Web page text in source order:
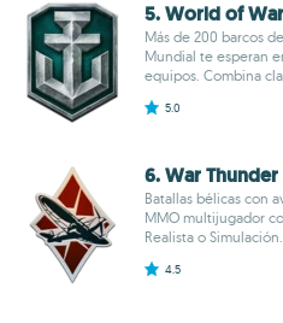
5. World of
Más de 200 barcos
Mundial te esperan
equipos. Combina
5.0
6. War Thunder
Batallas bélicas con
MMO multijugador
Realista o
4.5